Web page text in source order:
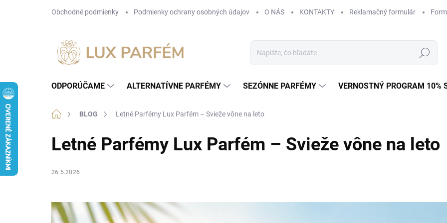
Obchodné podmienky Podmienky ochrany osobných údajov O NÁS KONTAKTY Reklamačný formulár
Hľadať
ODPORÚČAME ALTERNATÍVNE PARFÉMY SEZÓNNE PARFÉMY VERNOSTNÝ PROGRAM 10%
DomovBLOG Letné Parfémy Lux Parfém – Svieže vône na leto
Letné Parfémy Lux Parfém – Svieže vône na leto
26.5.2026